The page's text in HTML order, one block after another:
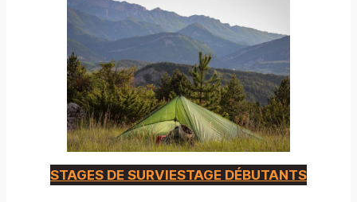
STAGES DE SURVIESTAGE DÉBUTANTS